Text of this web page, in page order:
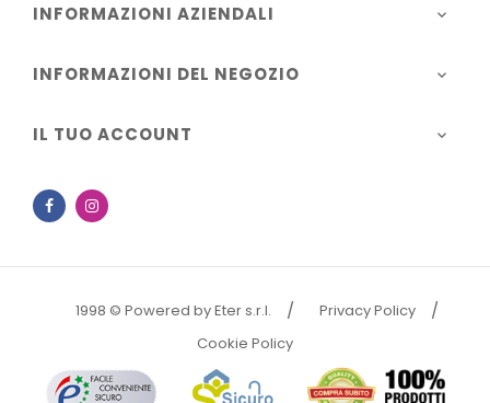
INFORMAZIONI AZIENDALI 
INFORMAZIONI DEL NEGOZIO 
IL TUO ACCOUNT 
Facebook
1998 © Powered by Eter s.r.l.
Privacy Policy
Cookie Policy